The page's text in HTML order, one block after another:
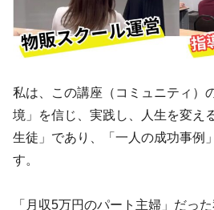
私は、この講座（コミュニティ）
境」を信じ、実践し、人生を変え
生徒」であり、「一人の成功事例
す。
「月収5万円のパート主婦」だっ